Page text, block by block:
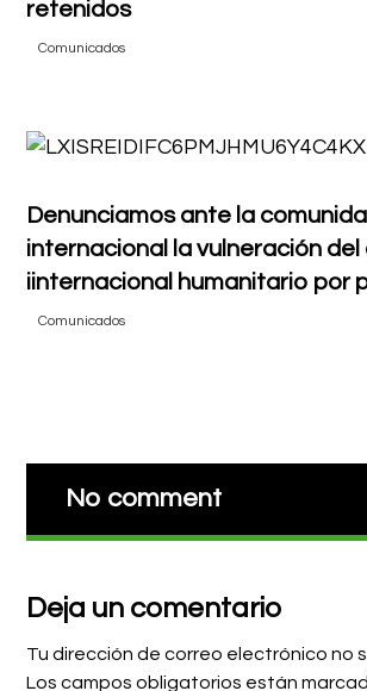
retenidos
Comunicados
Denunciamos ante la
internacional la vulneración
iinternacional humanitario por
Comunicados
No comment
Deja un comentario
Tu dirección de correo electrónico no
Los campos obligatorios están